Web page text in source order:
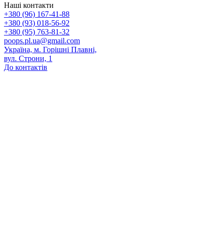
Наші контакти
+380 (96) 167-41-88
+380 (93) 018-56-92
+380 (95) 763-81-32
poops.pl.ua@gmail.com
Україна, м. Горішні Плавні,
вул. Строни, 1
До контактів